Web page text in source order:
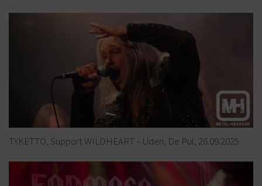
TYKETTO, Support WILDHEART – Uden, De Pul, 26.09.2025